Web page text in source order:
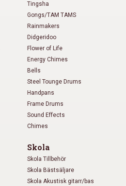
Tingsha
Gongs/TAM TAMS
Rainmakers
Didgeridoo
Flower of Life
Energy Chimes
Bells
Steel Tounge Drums
Handpans
Frame Drums
Sound Effects
Chimes
Skola
Skola Tillbehör
Skola Bästsäljare
Skola Akustisk gitarr/bas